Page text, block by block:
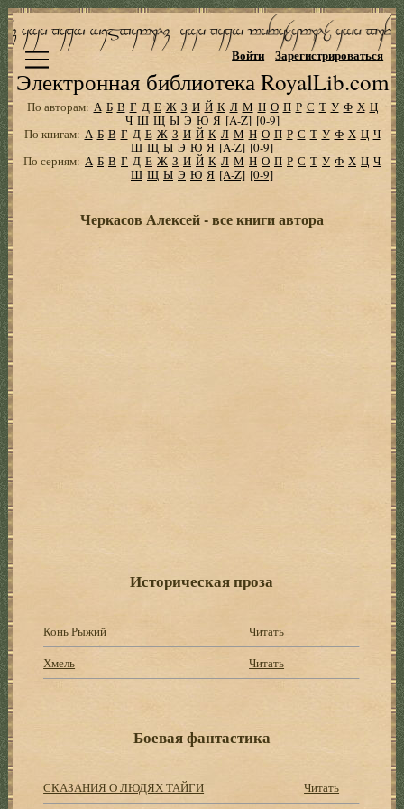
Электронная библиотека RoyalLib.com
Войти Зарегистрироваться
По авторам: А Б В Г Д Е Ж З И Й К Л М Н О П Р С Т У Ф Х Ц
Ч Ш Щ Ы Э Ю Я [A-Z] [0-9]
По книгам: А Б В Г Д Е Ж З И Й К Л М Н О П Р С Т У Ф Х Ц Ч
Ш Щ Ы Э Ю Я [A-Z] [0-9]
По сериям: А Б В Г Д Е Ж З И Й К Л М Н О П Р С Т У Ф Х Ц Ч
Ш Щ Ы Э Ю Я [A-Z] [0-9]
Черкасов Алексей - все книги автора
Историческая проза
Конь Рыжий
Читать
Хмель
Читать
Боевая фантастика
СКАЗАНИЯ О ЛЮДЯХ ТАЙГИ Читать